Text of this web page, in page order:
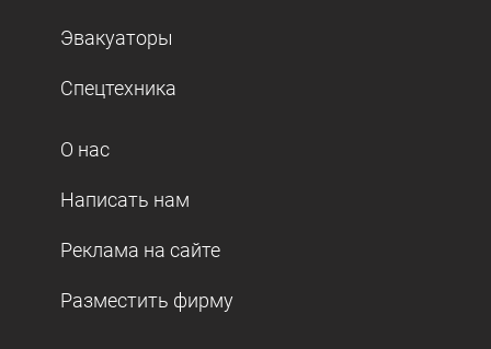
Эвакуаторы
Спецтехника
О нас
Написать нам
Реклама на сайте
Разместить фирму